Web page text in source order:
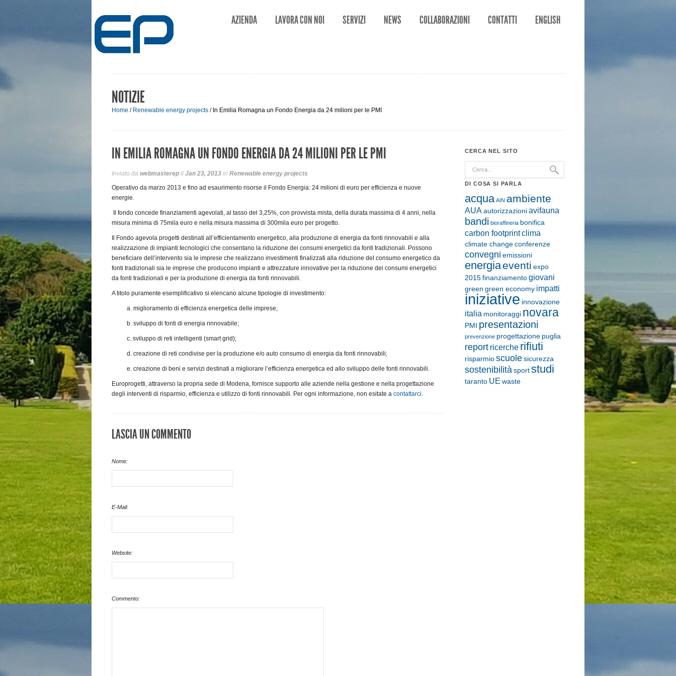
AZIENDA LAVORA CON NOI SERVIZI NEWS COLLABORAZIONI CONTATTI ENGLISH
NOTIZIE
Home / Renewable energy projects / In Emilia Romagna un Fondo Energia da 24 milioni per le PMI
IN EMILIA ROMAGNA UN FONDO ENERGIA DA 24 MILIONI PER LE PMI
Inviato da webmasterep il Jan 23, 2013 in Renewable energy projects
Operativo da marzo 2013 e fino ad esaurimento risorse il Fondo Energia: 24 milioni di euro per efficienza e nuove
energie.
Il fondo concede finanziamenti agevolati, al tasso del 3,25%, con provvista mista, della durata massima di 4 anni, nella
misura minima di 75mila euro e nella misura massima di 300mila euro per progetto.
Il Fondo agevola progetti destinati all’efficientamento energetico, alla produzione di energia da fonti rinnovabili e alla
realizzazione di impianti tecnologici che consentano la riduzione dei consumi energetici da fonti tradizionali. Possono
beneficiare dell’intervento sia le imprese che realizzano investimenti finalizzati alla riduzione del consumo energetico da
fonti tradizionali sia le imprese che producono impianti e attrezzature innovative per la riduzione dei consumi energetici
da fonti tradizionali e per la produzione di energia da fonti rinnovabili.
A titolo puramente esemplificativo si elencano alcune tipologie di investimento:
a. miglioramento di efficienza energetica delle imprese;
b. sviluppo di fonti di energia rinnovabile;
c. sviluppo di reti intelligenti (smart grid);
d. creazione di reti condivise per la produzione e/o auto consumo di energia da fonti rinnovabili;
e. creazione di beni e servizi destinati a migliorare l’efficienza energetica ed allo sviluppo delle fonti rinnovabili.
Europrogetti, attraverso la propria sede di Modena, fornisce supporto alle aziende nella gestione e nella progettazione
degli interventi di risparmio, efficienza e utilizzo di fonti rinnovabili. Per ogni informazione, non esitate a contattarci.
LASCIA UN COMMENTO
Nome:
E-Mail:
Website:
Commento:
CERCA NEL SITO
DI COSA SI PARLA
acqua AIN ambiente
AUAautorizzazioniavifauna
bandi bioraffineria bonifica
carbon footprintclima
climate changeconferenze
convegni emissioni
energiaeventi expo
2015finanziamentogiovani
green green economy impatti
iniziative innovazione
italia monitoraggi novara
PMI presentazioni
prevenzione progettazione puglia
report ricerche rifiuti
risparmioscuolesicurezza
sostenibilitàsportstudi
taranto UE waste